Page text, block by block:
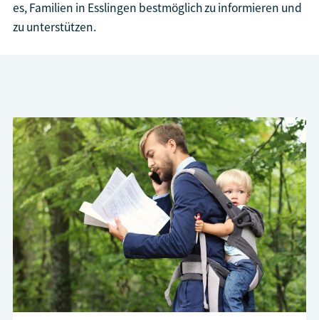
es, Familien in Esslingen bestmöglich zu informieren und
zu unterstützen.